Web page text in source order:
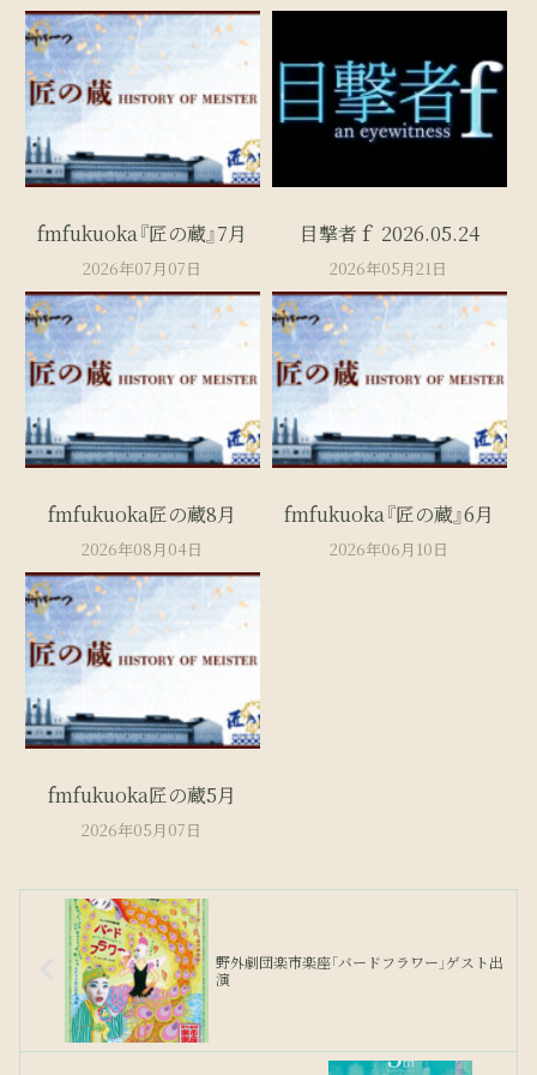
fmfukuoka『匠の蔵』7月
2026年07月07日
目撃者ｆ 2026.05.24
2026年05月21日
fmfukuoka匠の蔵8月
2026年08月04日
fmfukuoka『匠の蔵』6月
2026年06月10日
fmfukuoka匠の蔵5月
2026年05月07日
野外劇団楽市楽座「バードフラワー」ゲスト出
演